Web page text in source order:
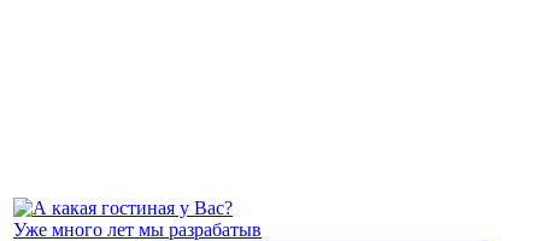
Уже много лет мы разрабатыв